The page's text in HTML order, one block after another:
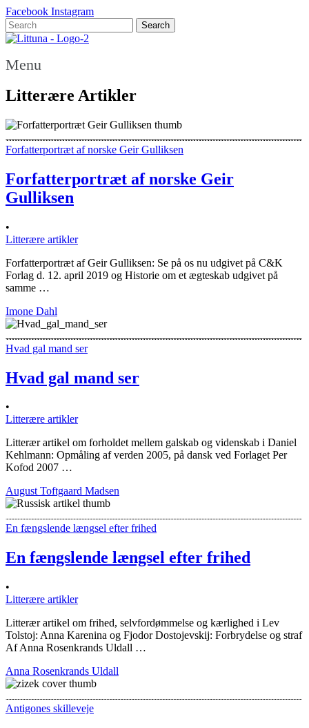
Facebook Instagram
Menu
Litterære Artikler
Forfatterportræt af norske Geir Gulliksen
Forfatterportræt af norske Geir
Gulliksen
•
Litterære artikler
Forfatterportræt af Geir Gulliksen: Se på os nu udgivet på C&K
Forlag d. 12. april 2019 og Historie om et ægteskab udgivet på
samme …
Imone Dahl
Hvad gal mand ser
Hvad gal mand ser
•
Litterære artikler
Litterær artikel om forholdet mellem galskab og videnskab i Daniel
Kehlmann: Opmåling af verden 2005, på dansk ved Forlaget Per
Kofod 2007 …
August Toftgaard Madsen
En fængslende længsel efter frihed
En fængslende længsel efter frihed
•
Litterære artikler
Litterær artikel om frihed, selvfordømmelse og kærlighed i Lev
Tolstoj: Anna Karenina og Fjodor Dostojevskij: Forbrydelse og straf
Af Anna Rosenkrands Uldall …
Anna Rosenkrands Uldall
Antigones skilleveje